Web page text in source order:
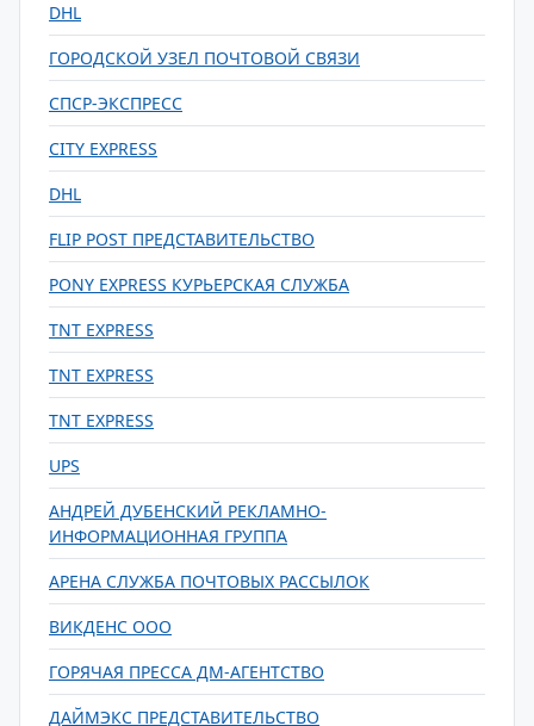
DHL
ГОРОДСКОЙ УЗЕЛ ПОЧТОВОЙ СВЯЗИ
СПСР-ЭКСПРЕСС
CITY EXPRESS
DHL
FLIP POST ПРЕДСТАВИТЕЛЬСТВО
PONY EXPRESS КУРЬЕРСКАЯ СЛУЖБА
TNT EXPRESS
TNT EXPRESS
TNT EXPRESS
UPS
АНДРЕЙ ДУБЕНСКИЙ РЕКЛАМНО-
ИНФОРМАЦИОННАЯ ГРУППА
АРЕНА СЛУЖБА ПОЧТОВЫХ РАССЫЛОК
ВИКДЕНС ООО
ГОРЯЧАЯ ПРЕССА ДМ-АГЕНТСТВО
ДАЙМЭКС ПРЕДСТАВИТЕЛЬСТВО